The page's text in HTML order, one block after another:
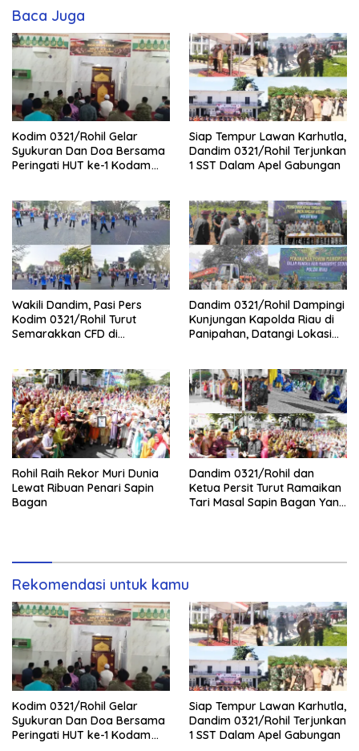
Baca Juga
Kodim 0321/Rohil Gelar
Syukuran Dan Doa Bersama
Peringati HUT ke-1 Kodam
Siap Tempur Lawan Karhutla,
Dandim 0321/Rohil Terjunkan
1 SST Dalam Apel Gabungan
Wakili Dandim, Pasi Pers
Kodim 0321/Rohil Turut
Semarakkan CFD di
Dandim 0321/Rohil Dampingi
Kunjungan Kapolda Riau di
Panipahan, Datangi Lokasi
Rohil Raih Rekor Muri Dunia
Lewat Ribuan Penari Sapin
Bagan
Dandim 0321/Rohil dan
Ketua Persit Turut Ramaikan
Tari Masal Sapin Bagan Yang
Rekomendasi untuk kamu
Kodim 0321/Rohil Gelar
Syukuran Dan Doa Bersama
Peringati HUT ke-1 Kodam
Siap Tempur Lawan Karhutla,
Dandim 0321/Rohil Terjunkan
1 SST Dalam Apel Gabungan